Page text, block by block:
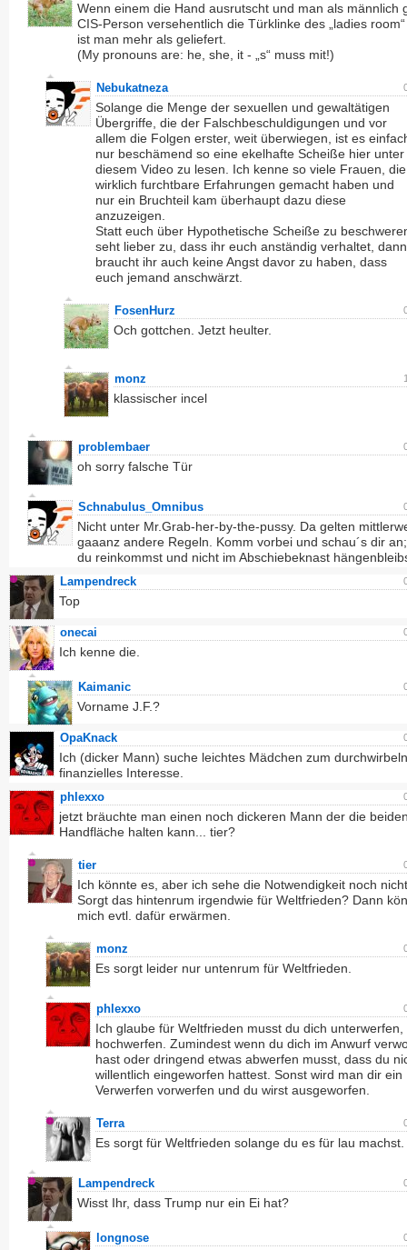
Wenn einem die Hand ausrutscht und man als männlich
CIS-Person versehentlich die Türklinke des „ladies
ist man mehr als geliefert.
(My pronouns are: he, she, it - „s“ muss mit!)
Nebukatneza
Solange die Menge der sexuellen und gewaltätigen
Übergriffe, die der Falschbeschuldigungen und vor
allem die Folgen erster, weit überwiegen, ist es
nur beschämend so eine ekelhafte Scheiße hier unter
diesem Video zu lesen. Ich kenne so viele Frauen, die
wirklich furchtbare Erfahrungen gemacht haben und
nur ein Bruchteil kam überhaupt dazu diese
anzuzeigen.
Statt euch über Hypothetische Scheiße zu
seht lieber zu, dass ihr euch anständig verhaltet, dann
braucht ihr auch keine Angst davor zu haben, dass
euch jemand anschwärzt.
FosenHurz
Och gottchen. Jetzt heulter.
monz
klassischer incel
problembaer
oh sorry falsche Tür
Schnabulus_Omnibus
Nicht unter Mr.Grab-her-by-the-pussy. Da gelten
gaaanz andere Regeln. Komm vorbei und schau´s dir
du reinkommst und nicht im Abschiebeknast
Lampendreck
Top
onecai
Ich kenne die.
Kaimanic
Vorname J.F.?
OpaKnack
Ich (dicker Mann) suche leichtes Mädchen zum
finanzielles Interesse.
phlexxo
jetzt bräuchte man einen noch dickeren Mann der die
Handfläche halten kann... tier?
tier
Ich könnte es, aber ich sehe die Notwendigkeit noch
Sorgt das hintenrum irgendwie für Weltfrieden? Dann
mich evtl. dafür erwärmen.
monz
Es sorgt leider nur untenrum für Weltfrieden.
phlexxo
Ich glaube für Weltfrieden musst du dich unterwerfen,
hochwerfen. Zumindest wenn du dich im Anwurf
hast oder dringend etwas abwerfen musst, dass du
willentlich eingeworfen hattest. Sonst wird man dir ein
Verwerfen vorwerfen und du wirst ausgeworfen.
Terra
Es sorgt für Weltfrieden solange du es für lau machst.
Lampendreck
Wisst Ihr, dass Trump nur ein Ei hat?
longnose